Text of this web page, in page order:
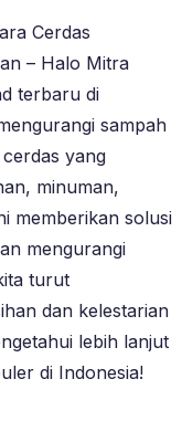
Cerdas
– Halo Mitra
terbaru di
sampah
yang
minuman,
memberikan solusi
mengurangi
turut
dan kelestarian
lebih lanjut
di Indonesia!